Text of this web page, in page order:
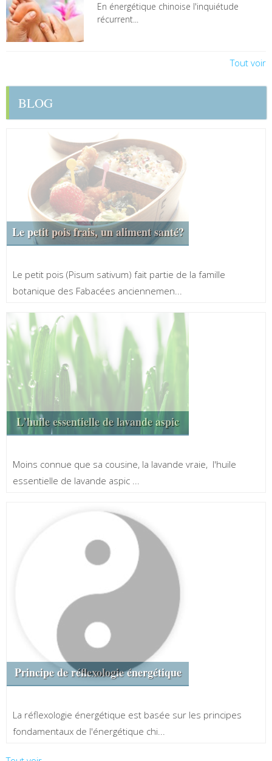
En énergétique chinoise l'inquiétude
récurrent...
Tout voir
BLOG
Le petit pois frais, un aliment santé?
Le petit pois (Pisum sativum) fait partie de la famille
botanique des Fabacées anciennemen...
L’huile essentielle de lavande aspic
Moins connue que sa cousine, la lavande vraie, l'huile
essentielle de lavande aspic ...
Principe de réflexologie énergétique
La réflexologie énergétique est basée sur les principes
fondamentaux de l'énergétique chi...